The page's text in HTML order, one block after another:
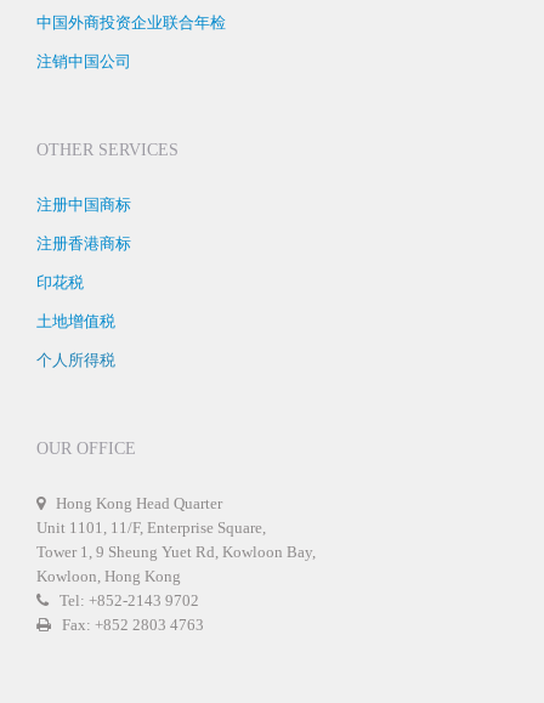
中国外商投资企业联合年检
注销中国公司
OTHER SERVICES
注册中国商标
注册香港商标
印花税
土地增值税
个人所得税
OUR OFFICE
Hong Kong Head Quarter
Unit 1101, 11/F, Enterprise Square,
Tower 1, 9 Sheung Yuet Rd, Kowloon Bay,
Kowloon, Hong Kong
Tel: +852-2143 9702
Fax: +852 2803 4763